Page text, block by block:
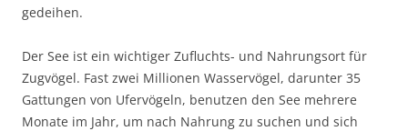
gedeihen.
Der See ist ein wichtiger Zufluchts- und Nahrungsort für
Zugvögel. Fast zwei Millionen Wasservögel, darunter 35
Gattungen von Ufervögeln, benutzen den See mehrere
Monate im Jahr, um nach Nahrung zu suchen und sich